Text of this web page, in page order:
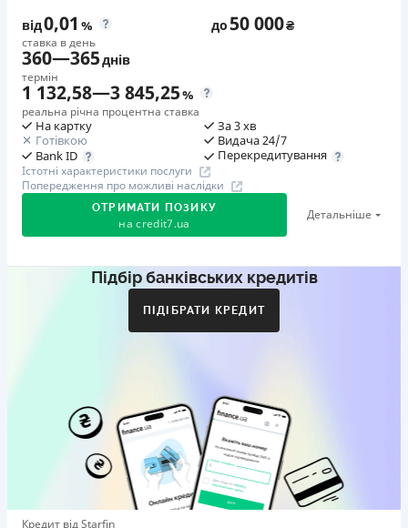
від0,01 %
ставка в день
до50 000₴
360—365днів
термін
1 132,58—3 845,25%
реальна річна процентна ставка
На картку
Готівкою
Bank ID
За 3 хв
Видача 24/7
Перекредитування
Істотні характеристики послуги
Попередження про можливі наслідки
ОТРИМАТИ ПОЗИКУ
на credit7.ua
Детальніше
Акція: «Кешбек за друга»
Коли друг реєструється та отримує перший кредит
Бронзовий призер FinAwards 2026 «Найкраща програма
лояльності»
Перший займ
вiд 0,01%/день до 30 000 ₴
Повторний займ
Підбір банківських кредитів
ПІДІБРАТИ КРЕДИТ
Кредит від Starfin